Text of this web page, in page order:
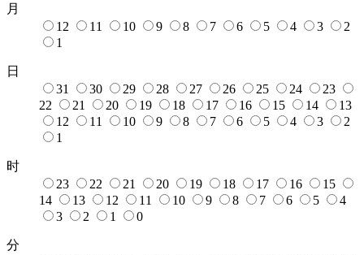
月
12
11 10 9 8 7 6 5 4 3
2
1
日
31
30 29 28 27 26 25 24
23
22
21 20 19 18 17 16 15 14
13
12
11 10 9 8 7 6 5 4 3
2
1
时
23
22 21 20 19 18 17 16
15
14
13 12 11 10 9 8 7 6 5
4
3
2 1 0
分